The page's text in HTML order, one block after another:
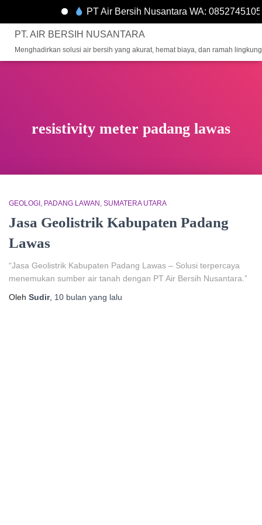
PT Air Bersih Nusantara WA:
PT. AIR BERSIH NUSANTARA
Menghadirkan solusi air bersih yang akurat, hemat biaya, dan ramah
resistivity meter padang lawas
GEOLOGI PADANG LAWAN SUMATERA UTARA
Jasa Geolistrik Kabupaten Padang
Lawas
“Jasa Geolistrik Kabupaten Padang Lawas – Solusi terpercaya
menemukan sumber air tanah dengan PT Air Bersih Nusantara.”
Oleh Sudir, 10 bulan yang lalu